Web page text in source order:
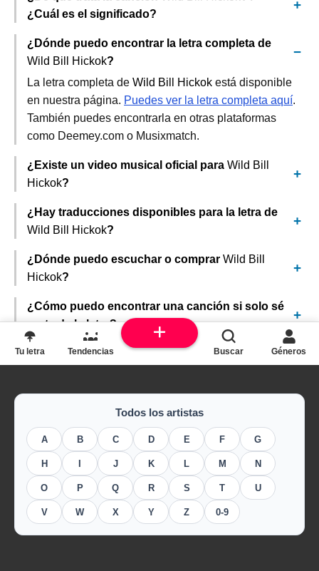
¿Cuál es el significado?
¿Dónde puedo encontrar la letra completa de
Wild Bill Hickok?
La letra completa de Wild Bill Hickok está disponible
en nuestra página. Puedes ver la letra completa aquí.
También puedes encontrarla en otras plataformas
como Deemey.com o Musixmatch.
¿Existe un video musical oficial para Wild Bill
Hickok?
¿Hay traducciones disponibles para la letra de
Wild Bill Hickok?
¿Dónde puedo escuchar o comprar Wild Bill
Hickok?
¿Cómo puedo encontrar una canción si solo sé
parte de la letra?
Todos los artistas
A B C D E F G
H J K L M N
O P Q R S T U
V W X Y Z 0-9
Tu letra Tendencias Buscar Géneros